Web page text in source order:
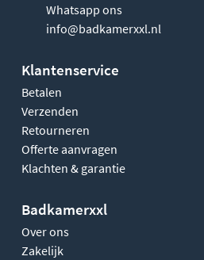
Whatsapp ons
info@badkamerxxl.nl
Klantenservice
Betalen
Verzenden
Retourneren
Offerte aanvragen
Klachten & garantie
Badkamerxxl
Over ons
Zakelijk